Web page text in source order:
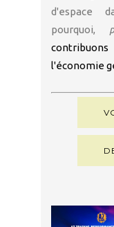
d'espace
pourquoi,
l'économie